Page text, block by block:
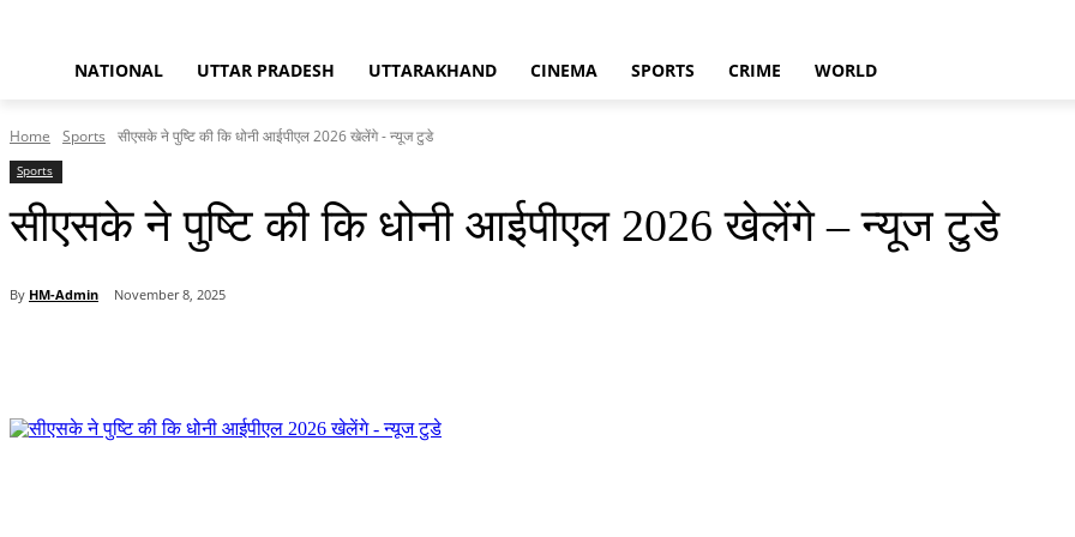
NATIONAL UTTAR PRADESH UTTARAKHAND CINEMA SPORTS CRIME WORLD
Home Sports सीएसके ने पुष्टि की कि धोनी आईपीएल 2026 खेलेंगे - न्यूज टुडे
Sports
सीएसके ने पुष्टि की कि धोनी आईपीएल 2026 खेलेंगे – न्यूज टुडे
By HM-Admin November 8, 2025